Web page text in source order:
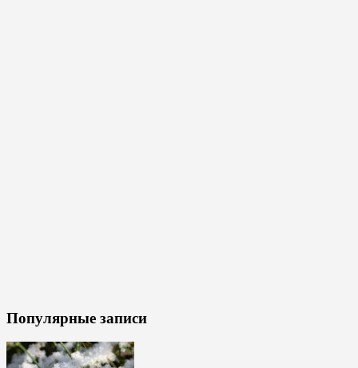
Популярные записи